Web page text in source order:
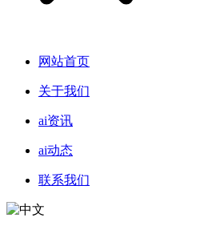
网站首页
关于我们
ai资讯
ai动态
联系我们